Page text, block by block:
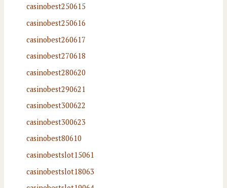
casinobest250615
casinobest250616
casinobest260617
casinobest270618
casinobest280620
casinobest290621
casinobest300622
casinobest300623
casinobest80610
casinobestslot15061
casinobestslot18063